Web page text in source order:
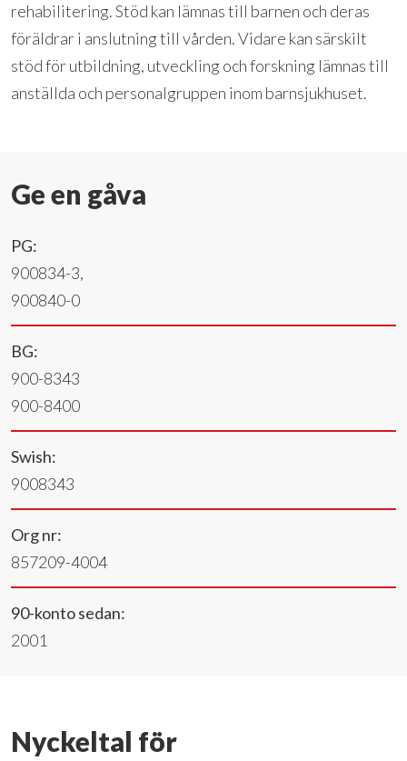
rehabilitering. Stöd kan lämnas till barnen och deras
föräldrar i anslutning till vården. Vidare kan särskilt
stöd för utbildning, utveckling och forskning lämnas till
anställda och personalgruppen inom barnsjukhuset.
Ge en gåva
PG:
900834-3,
900840-0
BG:
900-8343
900-8400
Swish:
9008343
Org nr:
857209-4004
90-konto sedan:
2001
Nyckeltal för